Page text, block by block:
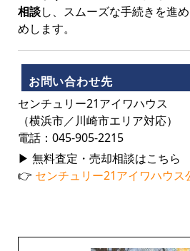
相談し、スムーズな手続きを進
めします。
お問い合わせ先
センチュリー21アイワハウス
（横浜市／川崎市エリア対応）
電話：045-905-2215
▶ 無料査定・売却相談はこちら
👉 センチュリー21アイワハウス